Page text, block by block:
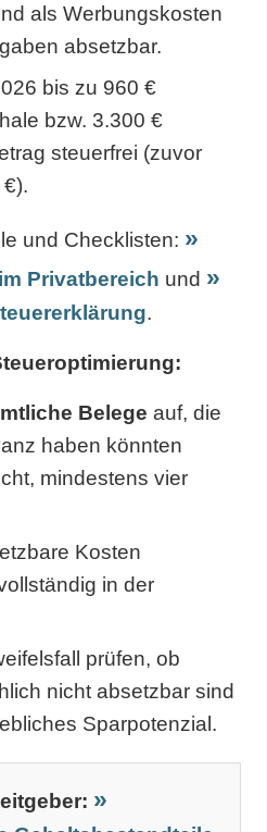
als Werbungskosten
absetzbar.
bis zu 960 €
bzw. 3.300 €
steuerfrei (zuvor
und Checklisten:
Privatbereich und
.
Belege auf, die
haben könnten
mindestens vier
Kosten
in der
prüfen, ob
nicht absetzbar sind
Sparpotenzial.